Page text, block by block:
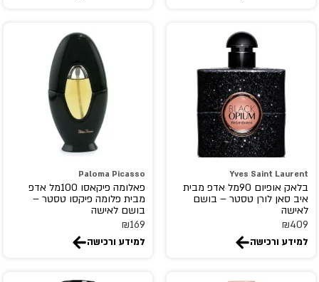
BILL BLASS
Billie Wilish
BOIS 1920
Bon Parfumeur
Bond No 9
BOTANICAE
BOTTEGA VENETA
Boucheron
Britney Spears
Yves Saint Laurent
בלאק אופיום 90מל אדפ מבית
איב סאן לורן טסטר – בושם
לאישה
₪409
למידע ורכישה
Paloma Picasso
פאלומה פיקאסו 100מל אדפ
מבית פלומה פיקסו טסטר –
בושם לאישה
₪169
למידע ורכישה